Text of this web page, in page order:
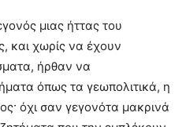
μιας ήττας του
και χωρίς να έχουν
ήρθαν να
όπως τα γεωπολιτικά, η
όχι σαν γεγονότα μακρινά